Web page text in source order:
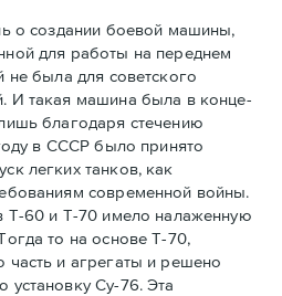
о создании боевой машины,
для работы на переднем
не была для советского
И такая машина была в конце-
благодаря стечению
в СССР было принято
легких танков, как
современной войны.
Т-60 и Т-70 имело налаженную
то на основе Т-70,
часть и агрегаты и решено
установку Су-76. Эта